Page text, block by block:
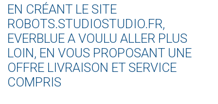
EN CRÉANT LE SITE
ROBOTS.STUDIOSTUDIO.FR,
EVERBLUE A VOULU ALLER PLUS
LOIN, EN VOUS PROPOSANT UNE
OFFRE LIVRAISON ET SERVICE
COMPRIS